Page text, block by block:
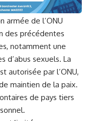
armée de l’ONU
des précédentes
notamment une
d’abus sexuels. La
autorisée par l’ONU,
maintien de la paix.
de pays tiers